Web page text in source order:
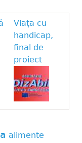
Viața cu
handicap,
final de
proiect
alimente